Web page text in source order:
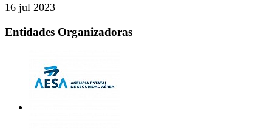
16 jul 2023
Entidades Organizadoras